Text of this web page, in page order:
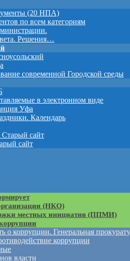
(20 НПА)
по всем категориям
Решения…
современной Городской среды
в электронном виде
Уфа
Календарь
сайт
сайт
(НКО)
местных инициатив (ППМИ)
о коррупции. Генеральная
коррупции
власти